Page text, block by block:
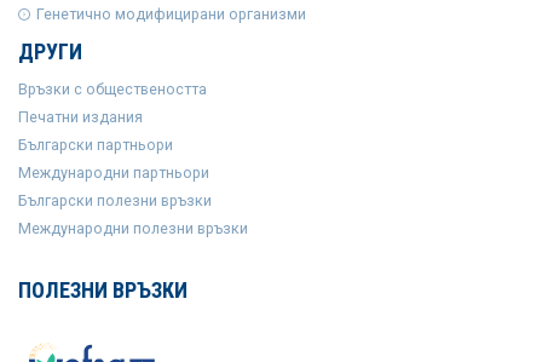
Генетично модифицирани организми
ДРУГИ
Връзки с обществеността
Печатни издания
Български партньори
Международни партньори
Български полезни връзки
Международни полезни връзки
ПОЛЕЗНИ ВРЪЗКИ